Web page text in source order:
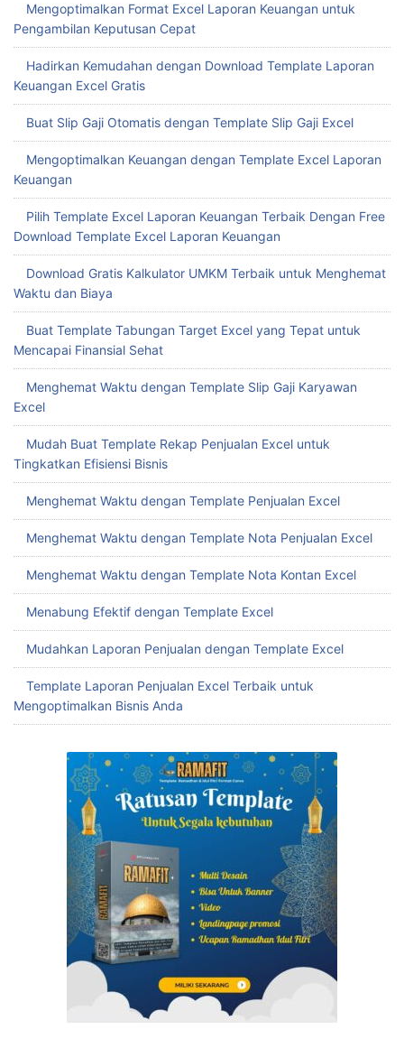
Mengoptimalkan Format Excel Laporan Keuangan untuk
Pengambilan Keputusan Cepat
Hadirkan Kemudahan dengan Download Template Laporan
Keuangan Excel Gratis
Buat Slip Gaji Otomatis dengan Template Slip Gaji Excel
Mengoptimalkan Keuangan dengan Template Excel Laporan
Keuangan
Pilih Template Excel Laporan Keuangan Terbaik Dengan Free
Download Template Excel Laporan Keuangan
Download Gratis Kalkulator UMKM Terbaik untuk Menghemat
Waktu dan Biaya
Buat Template Tabungan Target Excel yang Tepat untuk
Mencapai Finansial Sehat
Menghemat Waktu dengan Template Slip Gaji Karyawan
Excel
Mudah Buat Template Rekap Penjualan Excel untuk
Tingkatkan Efisiensi Bisnis
Menghemat Waktu dengan Template Penjualan Excel
Menghemat Waktu dengan Template Nota Penjualan Excel
Menghemat Waktu dengan Template Nota Kontan Excel
Menabung Efektif dengan Template Excel
Mudahkan Laporan Penjualan dengan Template Excel
Template Laporan Penjualan Excel Terbaik untuk
Mengoptimalkan Bisnis Anda